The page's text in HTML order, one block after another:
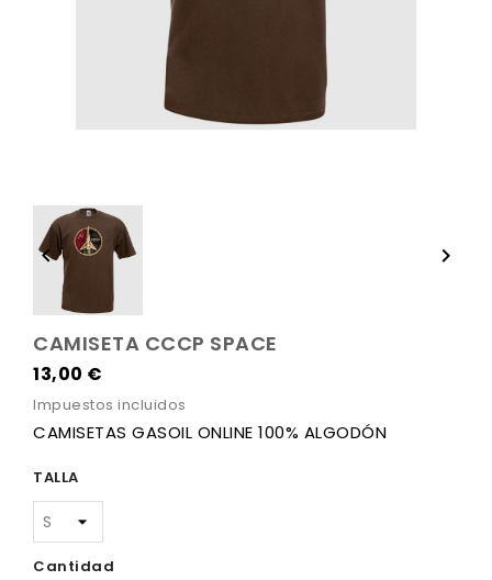
 
CAMISETA CCCP SPACE
13,00 €
Impuestos incluidos
CAMISETAS GASOIL ONLINE 100% ALGODÓN
TALLA
Cantidad